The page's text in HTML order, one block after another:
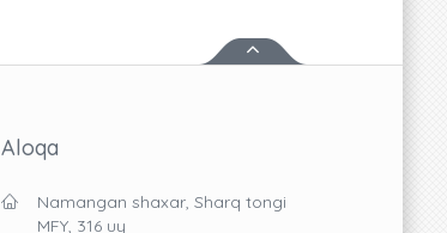
Aloqa
Namangan shaxar, Sharq tongi
MFY, 316 uy